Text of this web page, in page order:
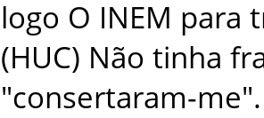
logo O INEM para
(HUC) Não tinha
"consertaram-me".